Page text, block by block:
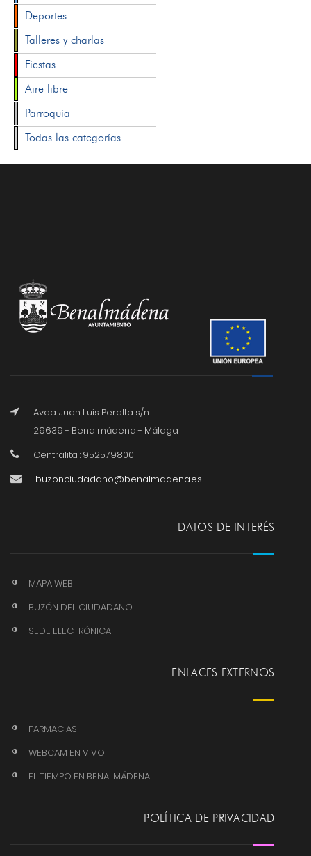
Deportes
Talleres y charlas
Fiestas
Aire libre
Parroquia
Todas las categorías...
Avda. Juan Luis Peralta s/n
29639 - Benalmádena - Málaga
Centralita : 952579800
buzonciudadano@benalmadena.es
DATOS DE INTERÉS
MAPA WEB
BUZÓN DEL CIUDADANO
SEDE ELECTRÓNICA
ENLACES EXTERNOS
FARMACIAS
WEBCAM EN VIVO
EL TIEMPO EN BENALMÁDENA
POLÍTICA DE PRIVACIDAD